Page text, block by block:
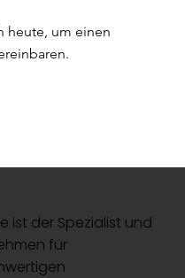
heute, um einen
ist der Spezialist und
für